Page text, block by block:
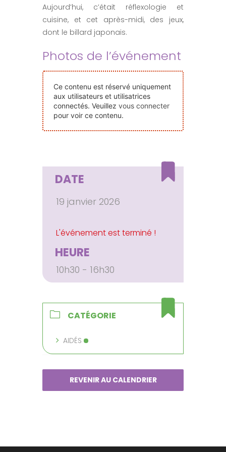
Nos Événements
Devenir Bénévole
Faire Un Don
Aujourd’hui, c’était réflexologie et
cuisine, et cet après-midi, des jeux,
dont le billard japonais.
Photos de l’événement
Ce contenu est réservé uniquement
aux utilisateurs et utilisatrices
connectés. Veuillez vous connecter
pour voir ce contenu.
DATE
19 janvier 2026
HEURE
10h30 - 16h30
CATÉGORIE
AIDÉS
REVENIR AU CALENDRIER